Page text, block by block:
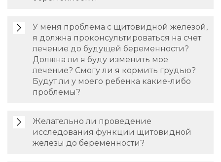
У меня проблема с щитовидной железой,
я должна проконсультироваться на счет
лечение до будущей беременности?
Должна ли я буду изменить мое
лечение? Смогу ли я кормить грудью?
Будут ли у моего ребенка какие-либо
проблемы?
Желательно ли проведение
исследования функции щитовидной
железы до беременности?